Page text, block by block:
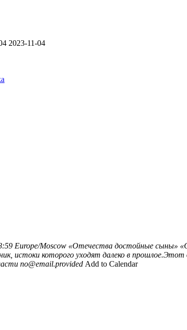
2023-11-04
Europe/Moscow «Отечества достойные сыны»
истоки которого уходят далеко в
no@email.provided Add to Calendar